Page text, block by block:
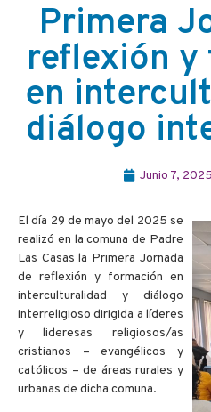
Primera
reflexión y
en
diálogo
Junio 7, 2025
El día 29 de mayo del 2025 se
realizó en la comuna de Padre
Las Casas la Primera Jornada
de reflexión y formación en
interculturalidad y diálogo
interreligioso dirigida a líderes
y lideresas religiosos/as
cristianos – evangélicos y
católicos – de áreas rurales y
urbanas de dicha comuna.